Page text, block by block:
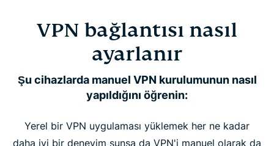
VPN bağlantısı nasıl
ayarlanır
Şu cihazlarda manuel VPN kurulumunun nasıl
yapıldığını öğrenin:
Yerel bir VPN uygulaması yüklemek her ne kadar
daha iyi bir deneyim sunsa da VPN'i manuel olarak da